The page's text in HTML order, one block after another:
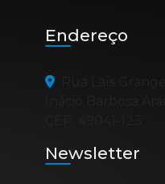
Endereço
Rua Laís
Inácio Barbosa
Newsletter